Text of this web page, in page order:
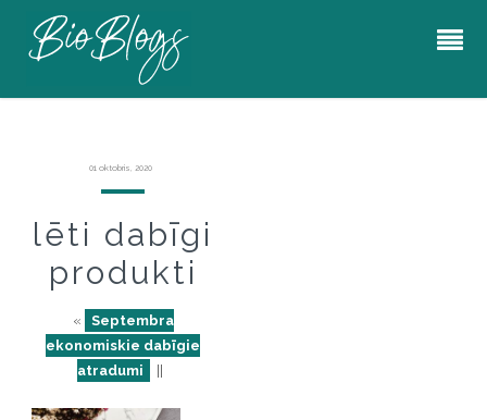
01 oktobris, 2020
lēti dabīgi
produkti
«
Septembra
ekonomiskie dabīgie
atradumi